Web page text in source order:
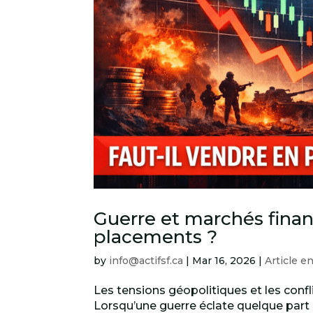
Guerre et marchés
placements ?
by info@actifsf.ca Mar 16, 2026 |Article
Les tensions géopolitiques et les
Lorsqu’une guerre éclate quelque